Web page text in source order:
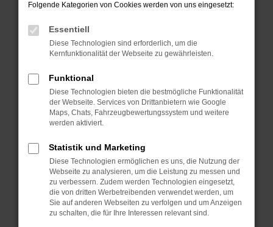
Prüfe deine Browsererweiterungen.
Manche Erweiterungen, wie Werbeblocker,
können das Laden bestimmter Seiten
verhindern. Funktioniert die Seite in einem
Fenster?
Starte dein Gerät neu.
Das kann manchmal helfen, vorübergehende
Probleme zu beheben.
Betriebssystem auf dem neuesten Stand
sind.
Veraltete Software birgt nicht nur ein
Sicherheitsrisiko, sondern kann auch dazu
führen, dass bestimmte Funktionen nicht mehr
unterstützt werden.
Folgende Kategorien von Cookies werden von uns eingesetzt:
Essentiell
Diese Technologien sind erforderlich, um die
Kernfunktionalität der Webseite zu gewährleisten.
Funktional
Diese Technologien bieten die bestmögliche Funktionalität
der Webseite. Services von Drittanbietern wie Google
Maps, Chats, Fahrzeugbewertungssystem und weitere
werden aktiviert.
Statistik und Marketing
Diese Technologien ermöglichen es uns, die Nutzung der
Webseite zu analysieren, um die Leistung zu messen und
zu verbessern. Zudem werden Technologien eingesetzt,
die von dritten Werbetreibenden verwendet werden, um
Sie auf anderen Webseiten zu verfolgen und um Anzeigen
zu schalten, die für Ihre Interessen relevant sind.